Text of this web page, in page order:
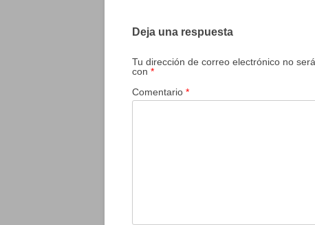
Deja una respuesta
Tu dirección de correo electrónico no
con *
Comentario *